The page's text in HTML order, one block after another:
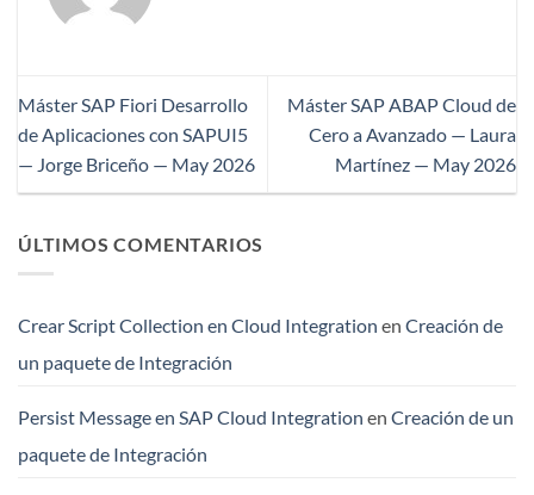
Máster SAP Fiori Desarrollo
de Aplicaciones con SAPUI5
— Jorge Briceño — May 2026
Máster SAP ABAP Cloud de
Cero a Avanzado — Laura
Martínez — May 2026
ÚLTIMOS COMENTARIOS
Crear Script Collection en Cloud Integration en Creación de
un paquete de Integración
Persist Message en SAP Cloud Integration en Creación de un
paquete de Integración